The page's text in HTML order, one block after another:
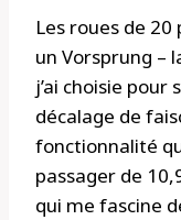
Les roues de
un Vorsprung –
j’ai choisie pour
décalage de
fonctionnalité
passager de
qui me fascine